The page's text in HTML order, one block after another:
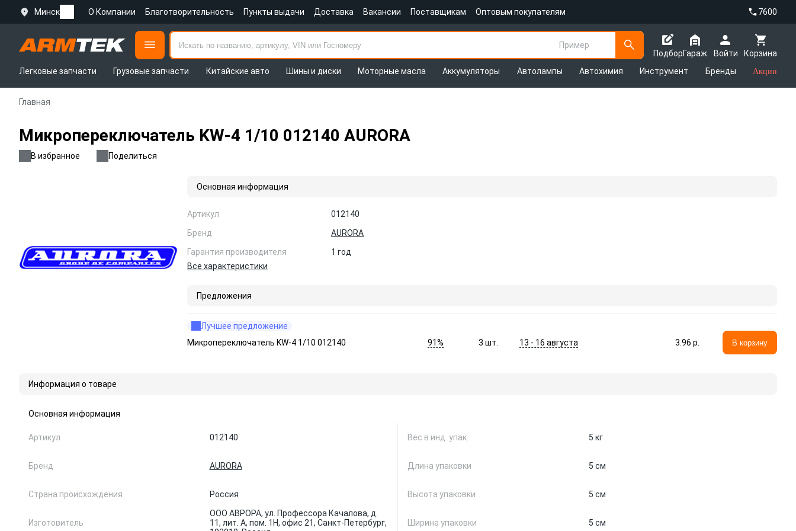
Минск О Компании Благотворительность Пункты выдачи Доставка Вакансии Поставщикам Оптовым покупателям 7600
Пример
Подбор
Корзина
Гараж
Войти
Легковые запчасти
Грузовые запчасти Китайские авто Шины и диски Моторные масла Аккумуляторы Автолампы Автохимия Инструмент Бренды Акции
Главная
Микропереключатель KW-4 1/10 012140 AURORA
В избранное Поделиться
Основная информация
Артикул
012140
Бренд
AURORA
Гарантия производителя
1 год
Все характеристики
Предложения
Лучшее предложение
Микропереключатель KW-4 1/10 012140
91% 3шт. 13 - 16 августа 3.96 p. В корзину
Информация о товаре
Основная информация
Артикул 012140
Бренд AURORA
Страна происхождения Россия
Изготовитель
ООО АВРОРА, ул. Профессора Качалова, д.
11, лит. А, пом. 1Н, офис 21, Санкт-Петербург,
Вес в инд. упак. 5 кг
Длина упаковки 5 см
Высота упаковки 5 см
Ширина упаковки 5 см